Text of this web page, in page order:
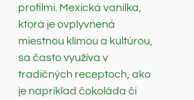
profilmi. Mexická vanilka,
ktorá je ovplyvnená
miestnou klímou a kultúrou,
sa často využíva v
tradičných receptoch, ako
je napríklad čokoláda či